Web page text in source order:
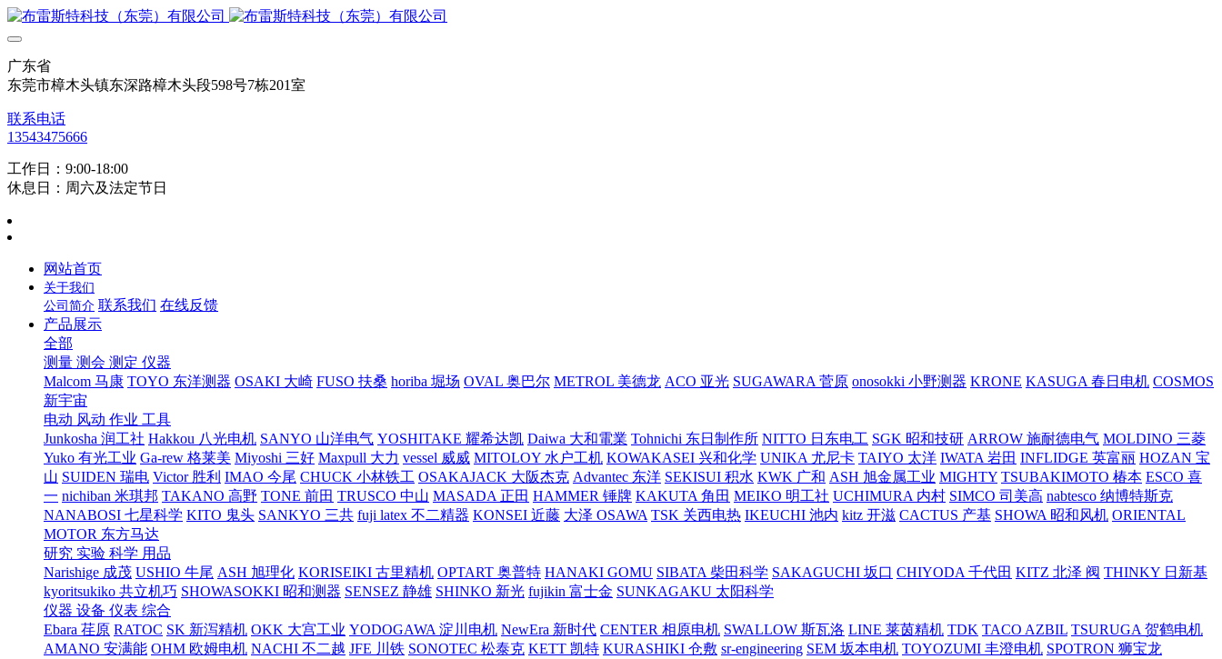
广东省
东莞市樟木头镇东深路樟木头段598号7栋201室
联系电话
13543475666
工作日：9:00-18:00
休息日：周六及法定节日
网站首页
关于我们
公司简介 联系我们 在线反馈
产品展示
全部
测量 测会 测定 仪器
Malcom 马康 TOYO 东洋测器 OSAKI 大崎 FUSO 扶桑 horiba 堀场 OVAL 奥巴尔 METROL 美德龙 ACO 亚光 SUGAWARA 菅原 onosokki 小野测器 KRONE KASUGA 春日电机 COSMOS
新宇宙
电动 风动 作业 工具
Junkosha 润工社 Hakkou 八光电机 SANYO 山洋电气 YOSHITAKE 耀希达凯 Daiwa 大和電業 Tohnichi 东日制作所 NITTO 日东电工 SGK 昭和技研 ARROW 施耐德电气 MOLDINO 三菱
Yuko 有光工业 Ga-rew 格莱美 Miyoshi 三好 Maxpull 大力 vessel 威威 MITOLOY 水户工机 KOWAKASEI 兴和化学 UNIKA 尤尼卡 TAIYO 太洋 IWATA 岩田 INFLIDGE 英富丽 HOZAN 宝
山 SUIDEN 瑞电 Victor 胜利 IMAO 今尾 CHUCK 小林铁工 OSAKAJACK 大阪杰克 Advantec 东洋 SEKISUI 积水 KWK 广和 ASH 旭金属工业 MIGHTY TSUBAKIMOTO 椿本 ESCO 喜
一 nichiban 米琪邦 TAKANO 高野 TONE 前田 TRUSCO 中山 MASADA 正田 HAMMER 锤牌 KAKUTA 角田 MEIKO 明工社 UCHIMURA 内村 SIMCO 司美高 nabtesco 纳博特斯克
NANABOSI 七星科学 KITO 鬼头 SANKYO 三共 fuji latex 不二精器 KONSEI 近藤 大泽 OSAWA TSK 关西电热 IKEUCHI 池内 kitz 开滋 CACTUS 产基 SHOWA 昭和风机 ORIENTAL
MOTOR 东方马达
研究 实验 科学 用品
Narishige 成茂 USHIO 牛尾 ASH 旭理化 KORISEIKI 古里精机 OPTART 奥普特 HANAKI GOMU SIBATA 柴田科学 SAKAGUCHI 坂口 CHIYODA 千代田 KITZ 北泽 阀 THINKY 日新基
kyoritsukiko 共立机巧 SHOWASOKKI 昭和测器 SENSEZ 静雄 SHINKO 新光 fujikin 富士金 SUNKAGAKU 太阳科学
仪器 设备 仪表 综合
Ebara 荏原 RATOC SK 新泻精机 OKK 大宫工业 YODOGAWA 淀川电机 NewEra 新时代 CENTER 相原电机 SWALLOW 斯瓦洛 LINE 莱茵精机 TDK TACO AZBIL TSURUGA 贺鹤电机
AMANO 安满能 OHM 欧姆电机 NACHI 不二越 JFE 川铁 SONOTEC 松泰克 KETT 凯特 KURASHIKI 仓敷 sr-engineering SEM 坂本电机 TOYOZUMI 丰澄电机 SPOTRON 狮宝龙